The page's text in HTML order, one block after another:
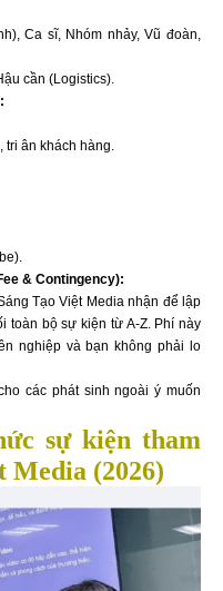
Ca sĩ, Nhóm nhảy, Vũ đoàn,
cần (Logistics).
tri ân khách hàng.
& Contingency):
Tạo Việt Media nhận để lập
toàn bộ sự kiện từ A-Z. Phí này
nghiệp và bạn không phải lo
các phát sinh ngoài ý muốn
sự kiện tham
Media (2026)